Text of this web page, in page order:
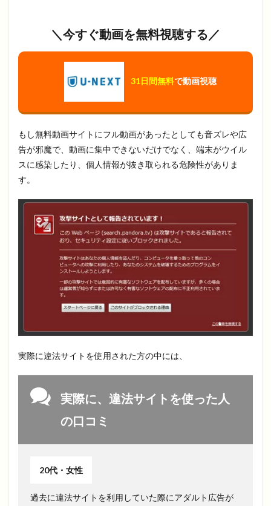
＼今すぐ動画を無料視聴する／
31日間無料で動画視聴
もし無料動画サイトにフル動画があったとしても音ズレや広
告が邪魔で、動画に集中できないだけでなく、端末がウイル
スに感染したり、個人情報が抜き取られる危険性がありま
す。
実際に違法サイトを使用された方の中には、
実際に、違法サイトを使った人
の口コミ
20代・女性
過去に違法サイトを利用していた際にアダルト広告が